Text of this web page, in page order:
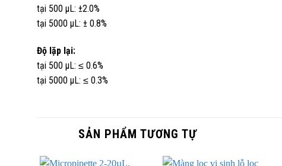
tại 500 µL: ±2.0%
tại 5000 µL: ± 0.8%
Độ lặp lại:
tại 500 µL: ≤ 0.6%
tại 5000 µL: ≤ 0.3%
SẢN PHẨM TƯƠNG TỰ